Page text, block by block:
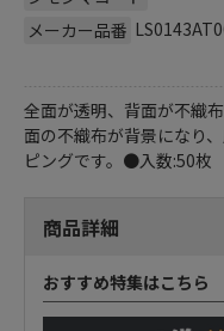
メーカー品番
全面が透明、背面が不織
面の不織布が背景になり
ピングです。●入数:50枚
商品詳細
おすすめ特集はこちら